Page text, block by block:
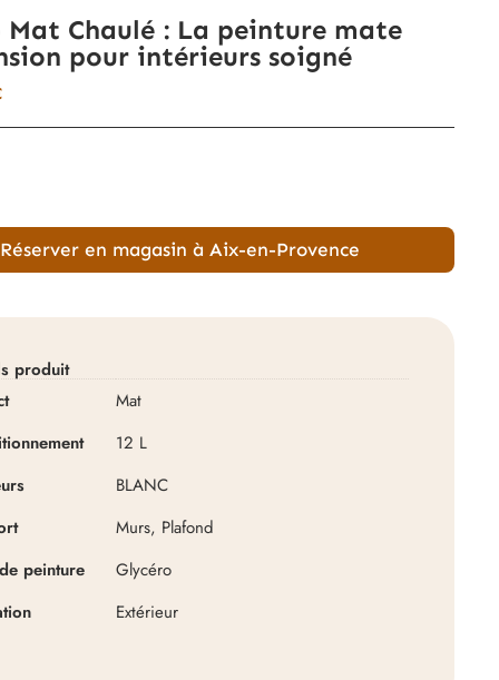
Mat Chaulé : La peinture mate
pour intérieurs soigné
Réserver en magasin à Aix-en-Provence
produit
Mat
12 L
BLANC
Murs, Plafond
peinture
Glycéro
Extérieur